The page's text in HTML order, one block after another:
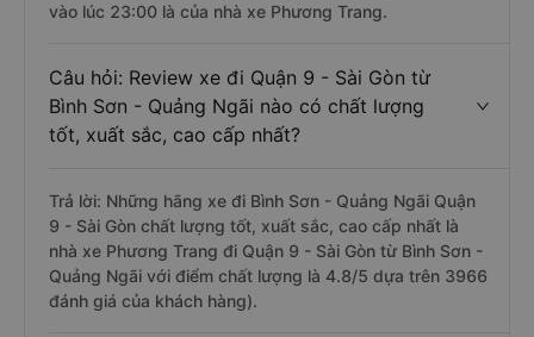
vào lúc 23:00 là của nhà xe Phương Trang.
Câu hỏi: Review xe đi Quận 9 - Sài Gòn từ
Bình Sơn - Quảng Ngãi nào có chất lượng
tốt, xuất sắc, cao cấp nhất?
Trả lời: Những hãng xe đi Bình Sơn - Quảng Ngãi Quận
9 - Sài Gòn chất lượng tốt, xuất sắc, cao cấp nhất là
nhà xe Phương Trang đi Quận 9 - Sài Gòn từ Bình Sơn -
Quảng Ngãi với điểm chất lượng là 4.8/5 dựa trên 3966
đánh giá của khách hàng).